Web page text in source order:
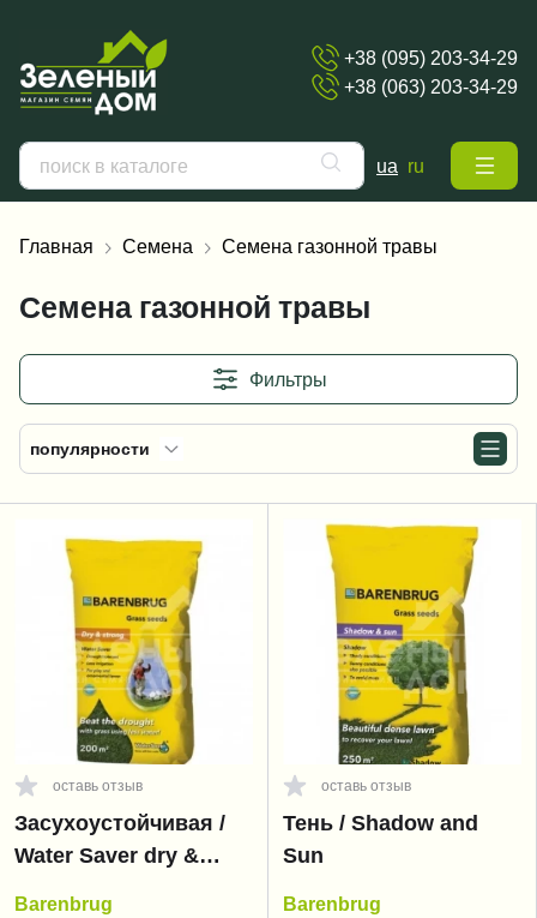
+38 (095) 203-34-29
+38 (063) 203-34-29
ua ru
Главная Семена Семена газонной травы
Семена газонной травы
Фильтры
популярности
оставь отзыв
Засухоустойчивая /
Water Saver dry &
Barenbrug
оставь отзыв
Тень / Shadow and
Sun
Barenbrug